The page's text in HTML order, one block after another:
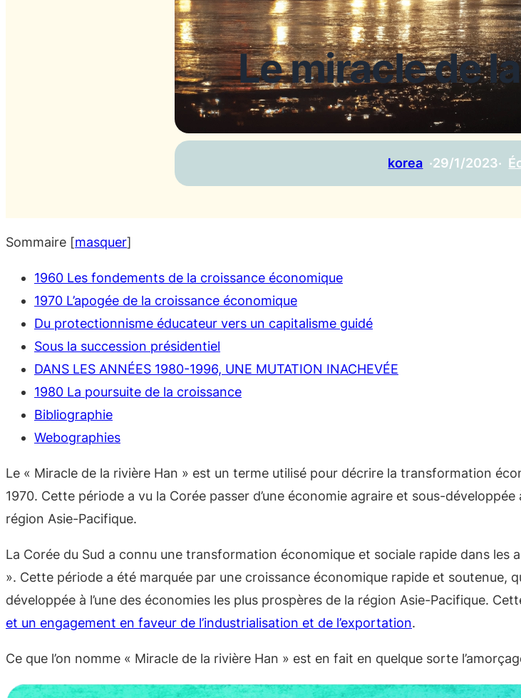
Le miracle de
korea ·29/1/2023·
Sommaire [masquer]
1960 Les fondements de la croissance économique
1970 L’apogée de la croissance économique
Du protectionnisme éducateur vers un capitalisme guidé
Sous la succession présidentiel
DANS LES ANNÉES 1980-1996, UNE MUTATION INACHEVÉE
1980 La poursuite de la croissance
Bibliographie
Webographies
Le « Miracle de la rivière Han » est un terme utilisé pour décrire la transformation
1970. Cette période a vu la Corée passer d’une économie agraire et sous-
région Asie-Pacifique.
La Corée du Sud a connu une transformation économique et sociale rapide dans les
». Cette période a été marquée par une croissance économique rapide et soutenue,
développée à l’une des économies les plus prospères de la région Asie-Pacifique.
et un engagement en faveur de l’industrialisation et de l’exportation.
Ce que l’on nomme « Miracle de la rivière Han » est en fait en quelque sorte